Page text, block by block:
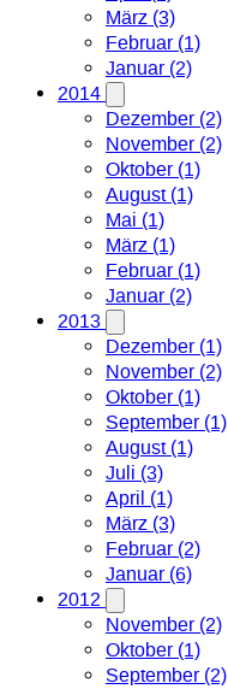
März (3)
Februar (1)
Januar (2)
2014
Dezember (2)
November (2)
Oktober (1)
August (1)
Mai (1)
März (1)
Februar (1)
Januar (2)
2013
Dezember (1)
November (2)
Oktober (1)
September (1)
August (1)
Juli (3)
April (1)
März (3)
Februar (2)
Januar (6)
2012
November (2)
Oktober (1)
September (2)